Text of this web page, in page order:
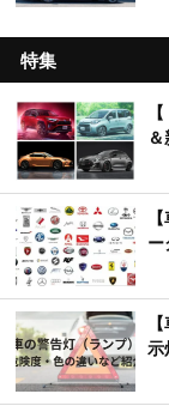
特集
ー
示